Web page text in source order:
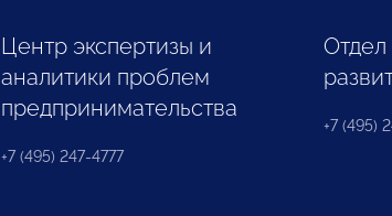
Центр экспертизы и
аналитики проблем
предпринимательства
+7 (495) 247-4777
Отдел
+7 (495)